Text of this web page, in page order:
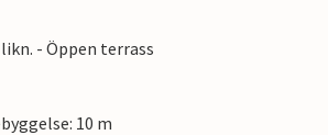
- Öppen terrass
10 m